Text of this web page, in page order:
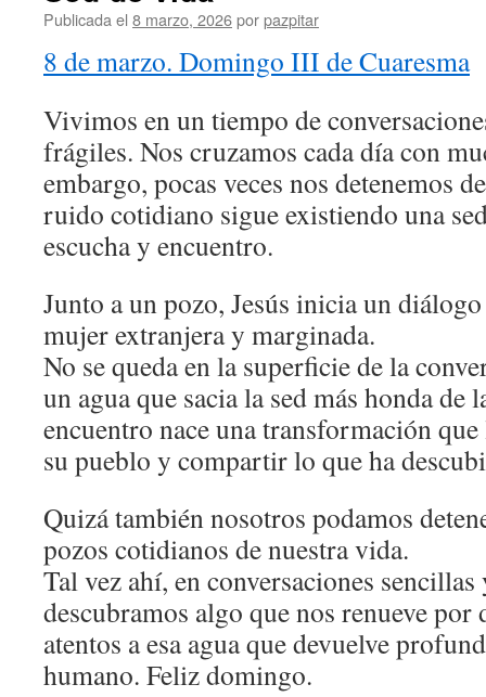
Publicada el 8 marzo, 2026porpazpitar
8 de marzo. Domingo III de Cuaresma
Vivimos en un tiempo de
frágiles. Nos cruzamos cada día con
embargo, pocas veces nos detenemos
ruido cotidiano sigue existiendo una
escucha y encuentro.
Junto a un pozo, Jesús inicia un
mujer extranjera y marginada.
No se queda en la superficie de la
un agua que sacia la sed más honda de
encuentro nace una transformación
su pueblo y compartir lo que ha
Quizá también nosotros podamos
pozos cotidianos de nuestra vida.
Tal vez ahí, en conversaciones
descubramos algo que nos renueve por
atentos a esa agua que devuelve
humano. Feliz domingo.